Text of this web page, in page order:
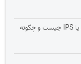
سیستم پیشگیری از نفوذ یا IPS چیست و چگونه